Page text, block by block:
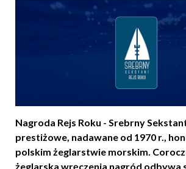
Nagroda Rejs Roku - Srebrny
prestiżowe, nadawane od 1970 r.,
polskim żeglarstwie morskim.
żeglarska wręczenia nagród odbywa